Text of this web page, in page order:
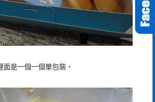
面是一個一個單包裝，